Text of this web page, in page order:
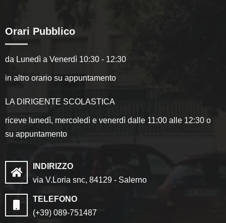
Orari Pubblico
da Lunedì a Venerdì 10:30 - 12:30
in altro orario su appuntamento
LA DIRIGENTE SCOLASTICA
riceve lunedì, mercoledì e venerdì dalle 11:00 alle 12:30 o
su appuntamento
INDIRIZZO
via V.Loria snc, 84129 - Salerno
TELEFONO
(+39) 089-751487